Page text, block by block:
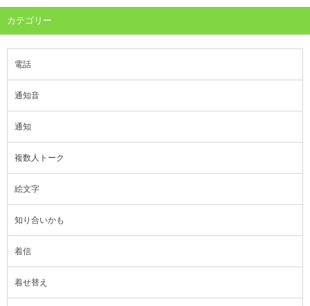
カテゴリー
電話
通知音
通知
複数人トーク
絵文字
知り合いかも
着信
着せ替え